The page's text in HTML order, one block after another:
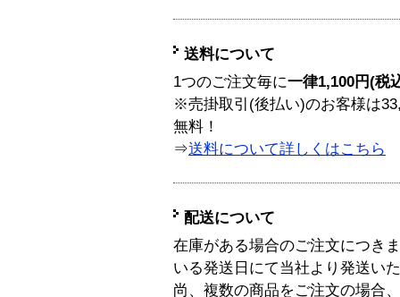
送料について
1つのご注文毎に一律1,100円(税
※売掛取引(後払い)のお客様は
無料！
⇒送料について詳しくはこちら
配送について
在庫がある場合のご注文につき
いる発送日にて当社より発送い
尚、複数の商品をご注文の場合